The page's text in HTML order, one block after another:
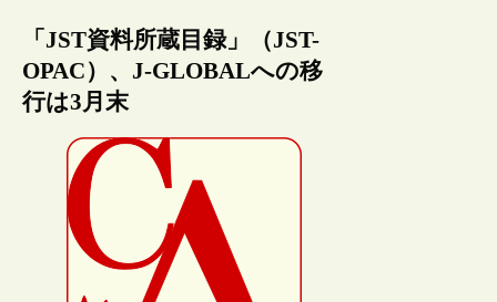
「JST資料所蔵目録」（JST-
OPAC）、J-GLOBALへの移
行は3月末